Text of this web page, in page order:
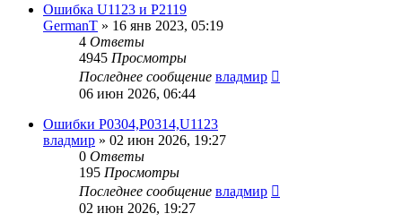
Ошибка U1123 и P2119
GermanT » 16 янв 2023, 05:19
4 Ответы
4945 Просмотры
Последнее сообщение владмир
06 июн 2026, 06:44
Ошибки Р0304,Р0314,U1123
владмир » 02 июн 2026, 19:27
0 Ответы
195 Просмотры
Последнее сообщение владмир
02 июн 2026, 19:27